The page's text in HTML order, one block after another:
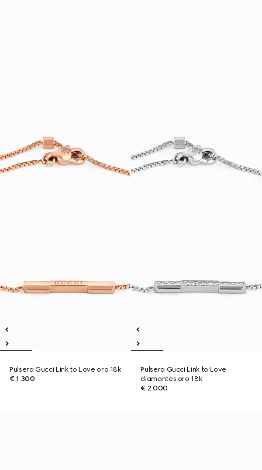
Pulsera Gucci Link to Love oro 18k
€ 1.300
Pulsera Gucci Link to Love
diamantes oro 18k
€ 2.000